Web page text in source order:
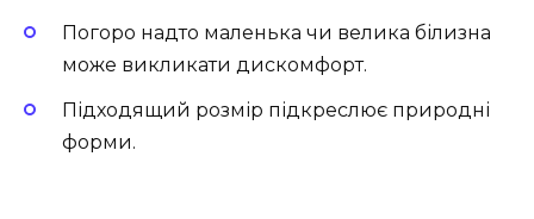
Погоро надто маленька чи велика білизна
може викликати дискомфорт.
Підходящий розмір підкреслює природні
форми.